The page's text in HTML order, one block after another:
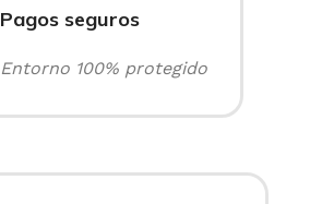
Pagos seguros
Entorno 100% protegido